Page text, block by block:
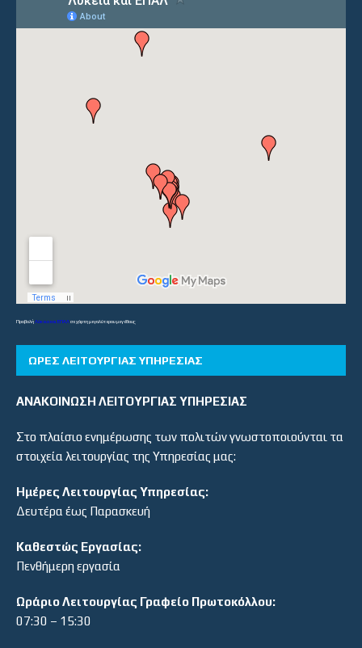
ΠροβολήΛύκεια και ΕΠΑΛσε χάρτη μεγαλύτερου μεγέθους
ΏΡΕΣ ΛΕΙΤΟΥΡΓΊΑΣ ΥΠΗΡΕΣΊΑΣ
ΑΝΑΚΟΙΝΩΣΗ ΛΕΙΤΟΥΡΓΙΑΣ ΥΠΗΡΕΣΙΑΣ
Στο πλαίσιο ενημέρωσης των πολιτών γνωστοποιούνται τα
στοιχεία λειτουργίας της Υπηρεσίας μας:
Ημέρες Λειτουργίας Υπηρεσίας:
Δευτέρα έως Παρασκευή
Καθεστώς Εργασίας:
Πενθήμερη εργασία
Ωράριο Λειτουργίας Γραφείο Πρωτοκόλλου:
07:30 – 15:30